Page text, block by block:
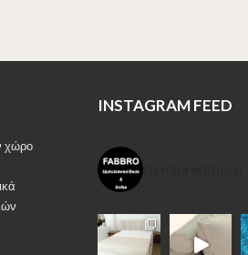
χώρο
INSTAGRAM FEED